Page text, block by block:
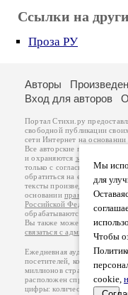
Ссылки на
Проза РУ
Мы
для
Чтобы
cookie,
Авторы
Вход для авторов
Портал Стихи.ру
свободной публикации
сети Интернет на основании
Все авторские права на
и охраняются законом
.
только с согласия его
обратиться на его авторской
тексты произведений авторы
основанииправил
Российской Федерации
обрабатываются на
Вы также можете
связаться с администрацией
Ежедневная аудитория
посетителей, которые в
миллионов страниц по
расположен справа от
цифры: количество